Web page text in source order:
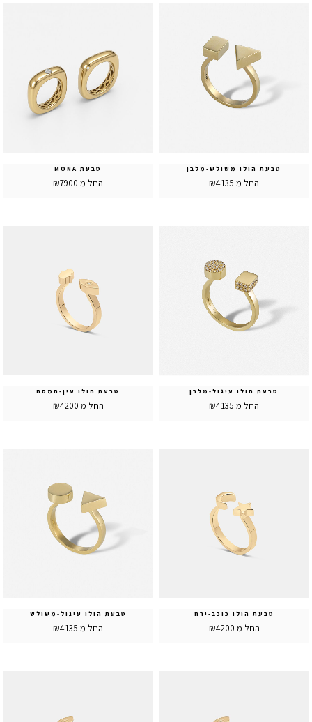
טבעת הולו משולש-מלבן
החל מ ₪4135
טבעת MONA
החל מ ₪7900
טבעת הולו עיגול-מלבן
החל מ ₪4135
טבעת הולו עין-חמסה
החל מ ₪4200
טבעת הולו כוכב-ירח
החל מ ₪4200
טבעת הולו עיגול-משולש
החל מ ₪4135